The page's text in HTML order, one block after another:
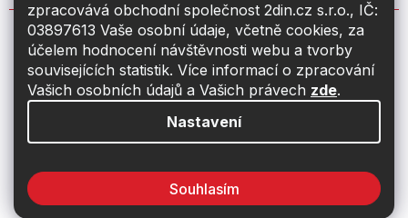
zpracovává obchodní společnost 2din.cz s.r.o., IČ:
03897613 Vaše osobní údaje, včetně cookies, za
účelem hodnocení návštěvnosti webu a tvorby
souvisejících statistik. Více informací o zpracování
Vašich osobních údajů a Vašich právech zde.
Nastavení
Souhlasím
info@2din.cz
774 19 55 33
Vytvořil Shoptet